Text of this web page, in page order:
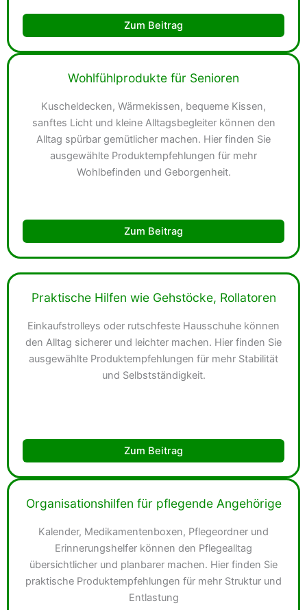
Zum Beitrag
Wohlfühlprodukte für Senioren
Kuscheldecken, Wärmekissen, bequeme Kissen,
sanftes Licht und kleine Alltagsbegleiter können den
Alltag spürbar gemütlicher machen. Hier finden Sie
ausgewählte Produktempfehlungen für mehr
Wohlbefinden und Geborgenheit.
Zum Beitrag
Praktische Hilfen wie Gehstöcke, Rollatoren
Einkaufstrolleys oder rutschfeste Hausschuhe können
den Alltag sicherer und leichter machen. Hier finden Sie
ausgewählte Produktempfehlungen für mehr Stabilität
und Selbstständigkeit.
Zum Beitrag
Organisationshilfen für pflegende Angehörige
Kalender, Medikamentenboxen, Pflegeordner und
Erinnerungshelfer können den Pflegealltag
übersichtlicher und planbarer machen. Hier finden Sie
praktische Produktempfehlungen für mehr Struktur und
Entlastung